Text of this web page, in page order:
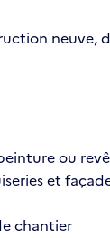
ou
et
chantier